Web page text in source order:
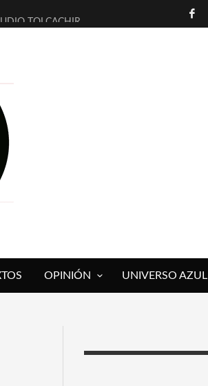
TOLCACHIR
EN EXVITA
OPINIÓN UNIVERSO AZUL